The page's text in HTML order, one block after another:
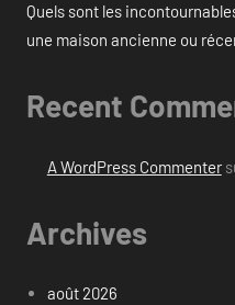
Quels sont les
une maison ancienne ou
Recent
A WordPress Commenter
Archives
août 2026